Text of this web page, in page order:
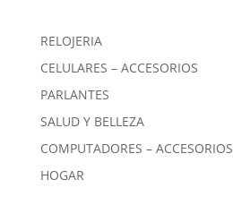
era:
$55,000.$35,000.
RELOJERIA
CELULARES – ACCESORIOS
PARLANTES
SALUD Y BELLEZA
COMPUTADORES – ACCESORIOS
HOGAR